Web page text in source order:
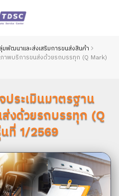
มพัฒนาและส่งเสริมการขนส่งสินค้า
าพบริการขนส่งด้วยรถบรรทุก (Q Mark)
ระเมินมาตรฐาน
งด้วยรถบรรทุก (Q
ที่ 1/2569